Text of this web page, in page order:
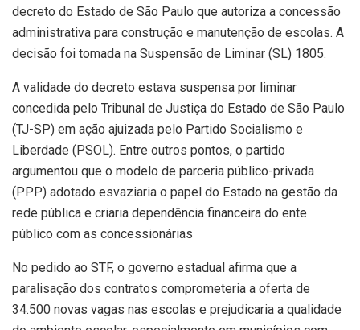
decreto do Estado de São Paulo que autoriza a concessão
administrativa para construção e manutenção de escolas. A
decisão foi tomada na Suspensão de Liminar (SL) 1805.
A validade do decreto estava suspensa por liminar
concedida pelo Tribunal de Justiça do Estado de São Paulo
(TJ-SP) em ação ajuizada pelo Partido Socialismo e
Liberdade (PSOL). Entre outros pontos, o partido
argumentou que o modelo de parceria público-privada
(PPP) adotado esvaziaria o papel do Estado na gestão da
rede pública e criaria dependência financeira do ente
público com as concessionárias
No pedido ao STF, o governo estadual afirma que a
paralisação dos contratos comprometeria a oferta de
34.500 novas vagas nas escolas e prejudicaria a qualidade